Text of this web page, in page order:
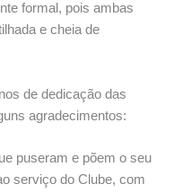
formal, pois ambas
e cheia de
de dedicação das
agradecimentos:
puseram e põem o seu
serviço do Clube, com